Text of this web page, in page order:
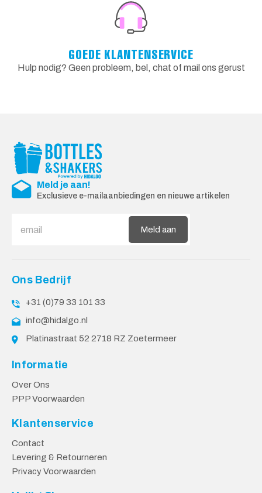
GOEDE KLANTENSERVICE
Hulp nodig? Geen probleem, bel, chat of mail ons gerust
Meld je aan!
Exclusieve e-mailaanbiedingen en nieuwe artikelen
Meld aan
Ons Bedrijf
+31 (0)79 33 101 33
info@hidalgo.nl
Platinastraat 52 2718 RZ Zoetermeer
Informatie
Over Ons
PPP Voorwaarden
Klantenservice
Contact
Levering & Retourneren
Privacy Voorwaarden